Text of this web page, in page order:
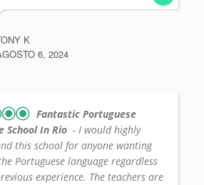
K
6, 2024
Fantastic Portuguese
School In Rio - I would highly
this school for anyone wanting
Portuguese language regardless
experience. The teachers are